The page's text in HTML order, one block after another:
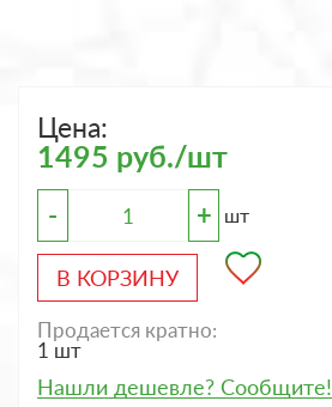
Цена:
1495 руб./шт
- + шт
В КОРЗИНУ
Продается кратно:
1 шт
Нашли дешевле? Сообщите!